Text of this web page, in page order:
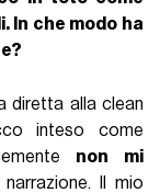
In che modo ha
diretta alla clean
inteso come
non mi
Il mio